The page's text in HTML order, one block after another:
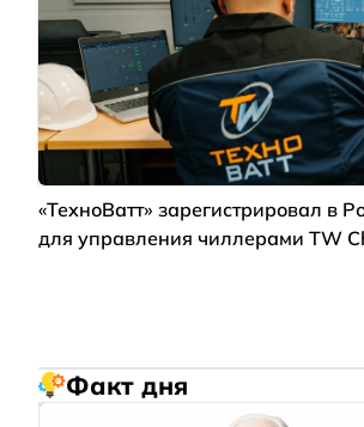
«ТехноВатт» зарегистрировал в
для управления чиллерами TW
Факт дня